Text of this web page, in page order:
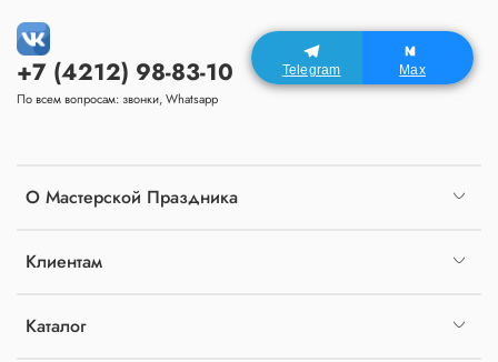
О Мастерской Праздника
Клиентам
Каталог
+7 (4212) 98-83-10
По всем вопросам: звонки, Whatsapp
Telegram Max